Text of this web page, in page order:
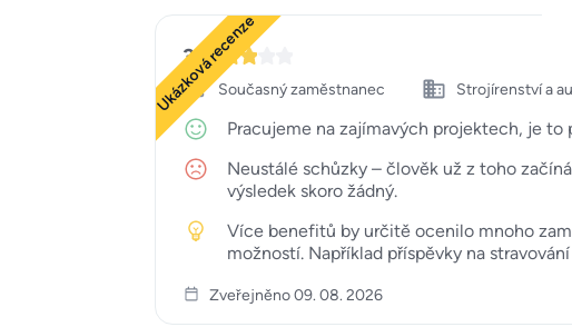
Ukázková recenze
3
Současný zaměstnanec Strojírenství a
Pracujeme na zajímavých projektech, je to
Neustálé schůzky – člověk už z toho
výsledek skoro žádný.
Více benefitů by určitě ocenilo mnoho
možností. Například příspěvky na
Zveřejněno 09. 08. 2026